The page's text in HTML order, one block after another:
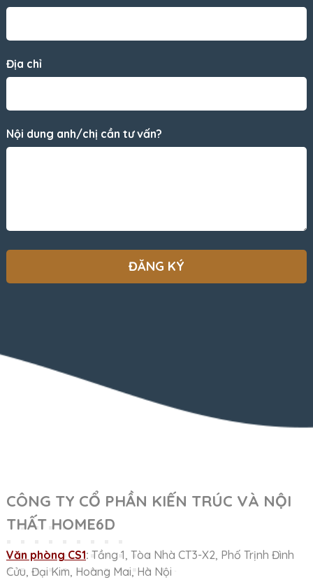
Địa chỉ
Nội dung anh/chị cần tư vấn?
CÔNG TY CỔ PHẦN KIẾN TRÚC VÀ NỘI
THẤT HOME6D
Văn phòng CS1: Tầng 1, Tòa Nhà CT3-X2, Phố Trịnh Đình
Cửu, Đại Kim, Hoàng Mai, Hà Nội